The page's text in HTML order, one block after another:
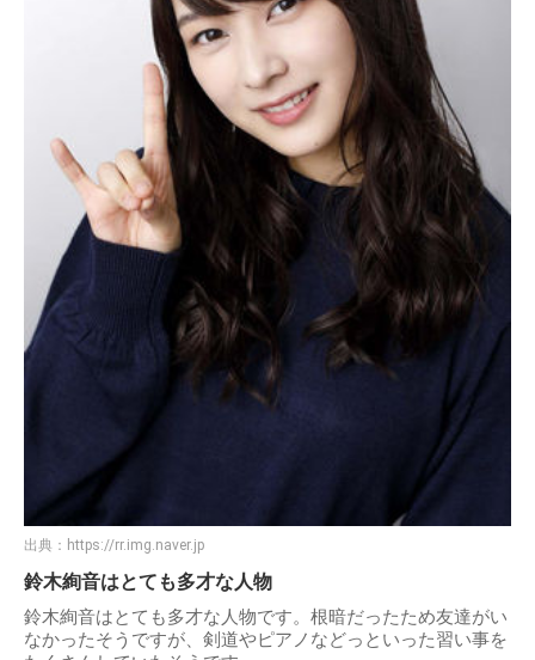
出典： https://rr.img.naver.jp
鈴木絢音はとても多才な人物
鈴木絢音はとても多才な人物です。根暗だったため友達がい
なかったそうですが、剣道やピアノなどっといった習い事を